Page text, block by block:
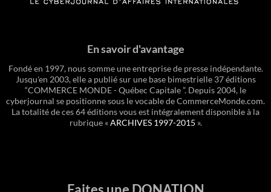
En savoir d'avantage
Fondé en 1997, nous somme une entreprise de presse indépendante.
Jusqu'en 2003, elle a publié sur une base bimestrielle 37 éditions
“COMMERCE MONDE - Québec Capitale ”. Depuis 2004, le
cyberjournal se positionne sous le vocable de CommerceMonde.com.
La totalité de ces 64 éditions vous est intégralement disponible à la
rubrique «ARCHIVES 1997-2015 ».